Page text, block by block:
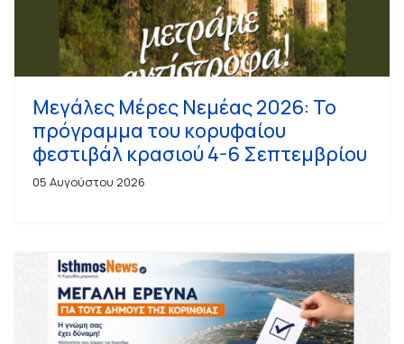
Μεγάλες Μέρες Νεμέας 2026: Το
πρόγραμμα του κορυφαίου
φεστιβάλ κρασιού 4-6 Σεπτεμβρίου
05 Αυγούστου 2026